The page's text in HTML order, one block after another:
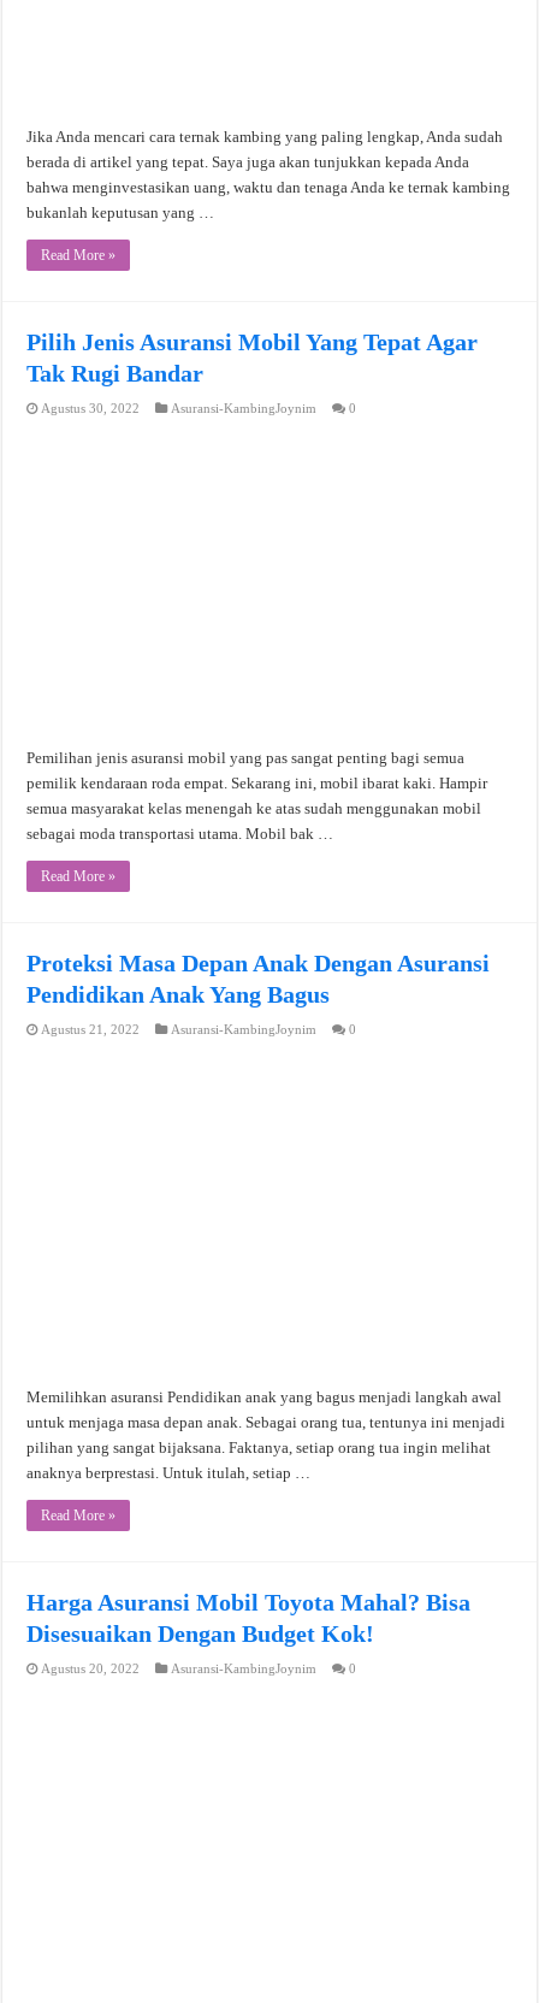
Jika Anda mencari cara ternak kambing yang paling lengkap, Anda sudah
berada di artikel yang tepat. Saya juga akan tunjukkan kepada Anda
bahwa menginvestasikan uang, waktu dan tenaga Anda ke ternak kambing
bukanlah keputusan yang …
Read More »
Pilih Jenis Asuransi Mobil Yang Tepat Agar
Tak Rugi Bandar
Agustus 30, 2022 Asuransi-KambingJoynim 0
Pemilihan jenis asuransi mobil yang pas sangat penting bagi semua
pemilik kendaraan roda empat. Sekarang ini, mobil ibarat kaki. Hampir
semua masyarakat kelas menengah ke atas sudah menggunakan mobil
sebagai moda transportasi utama. Mobil bak …
Read More »
Proteksi Masa Depan Anak Dengan Asuransi
Pendidikan Anak Yang Bagus
Agustus 21, 2022 Asuransi-KambingJoynim 0
Memilihkan asuransi Pendidikan anak yang bagus menjadi langkah awal
untuk menjaga masa depan anak. Sebagai orang tua, tentunya ini menjadi
pilihan yang sangat bijaksana. Faktanya, setiap orang tua ingin melihat
anaknya berprestasi. Untuk itulah, setiap …
Read More »
Harga Asuransi Mobil Toyota Mahal? Bisa
Disesuaikan Dengan Budget Kok!
Agustus 20, 2022 Asuransi-KambingJoynim 0